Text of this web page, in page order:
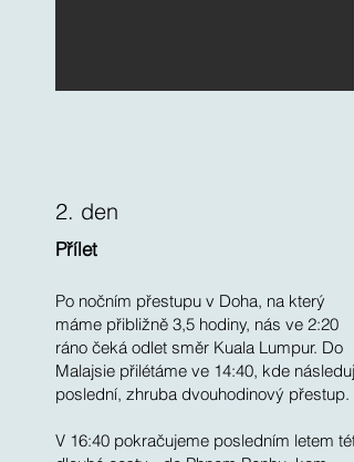
2. den
Přílet
Po nočním přestupu v Doha, na který
máme přibližně 3,5 hodiny, nás ve 2:20
ráno čeká odlet směr Kuala Lumpur. Do
Malajsie přilétáme ve 14:40, kde následuje
poslední, zhruba dvouhodinový přestup.
V 16:40 pokračujeme posledním letem této